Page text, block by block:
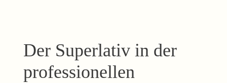
Der Superlativ in der
professionellen